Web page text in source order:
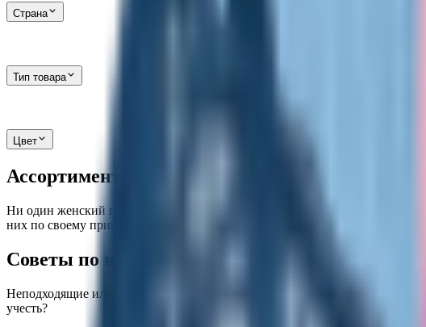
Страна
Тип товара
Цвет
Ассортимент женских колготок на все случаи
Ни один женский гардероб не обходится без качественных капроновых
них по своему привлекателен. Как выбрать женские колготки, которые
Советы по выбору капроновых колготок
Неподходящие или некачественные капроновые колготы могут
учесть?